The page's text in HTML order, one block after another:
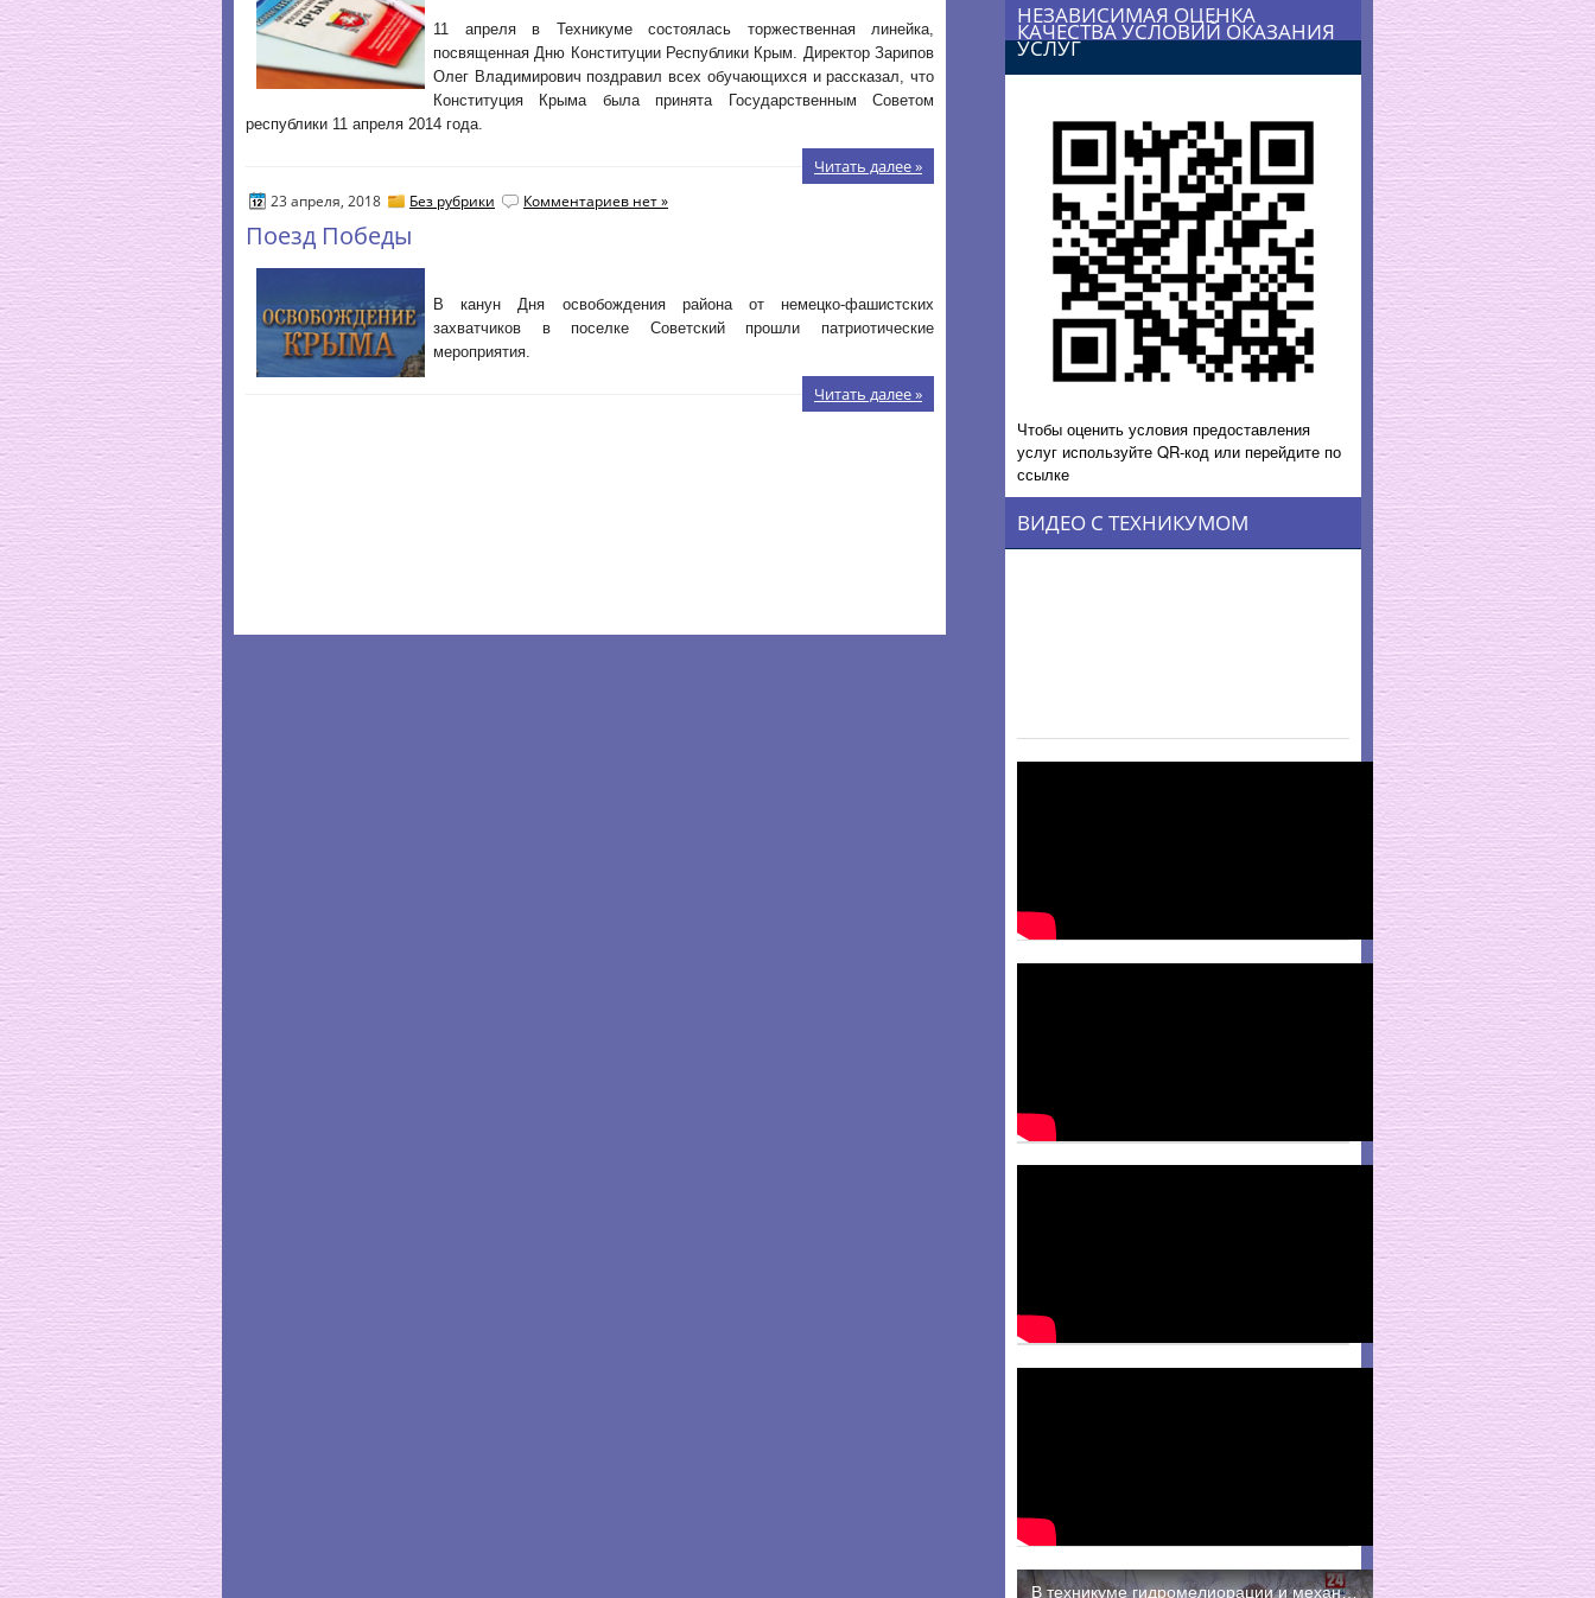
11 апреля в Техникуме состоялась торжественная линейка,
посвященная Дню Конституции Республики Крым. Директор Зарипов
Олег Владимирович поздравил всех обучающихся и рассказал, что
Конституция Крыма была принята Государственным Советом
республики 11 апреля 2014 года.
Читать далее »
23 апреля, 2018 Без рубрики Комментариев нет »
Поезд Победы
В канун Дня освобождения района от немецко-фашистских
захватчиков в поселке Советский прошли патриотические
мероприятия.
Читать далее »
НЕЗАВИСИМАЯ ОЦЕНКА
КАЧЕСТВА УСЛОВИЙ ОКАЗАНИЯ
УСЛУГ
Чтобы оценить условия предоставления
услуг используйте QR-код или перейдите по
ссылке
ВИДЕО С ТЕХНИКУМОМ